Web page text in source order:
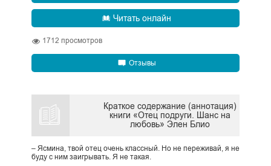
Читать онлайн
1712 просмотров
Отзывы
Краткое содержание (аннотация)
книги «Отец подруги. Шанс на
любовь» Элен Блио
– Ясмина, твой отец очень классный. Но не переживай, я не
буду с ним заигрывать. Я не такая.